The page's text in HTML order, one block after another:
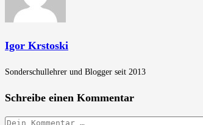
Igor Krstoski
Sonderschullehrer und Blogger seit 2013
Schreibe einen Kommentar